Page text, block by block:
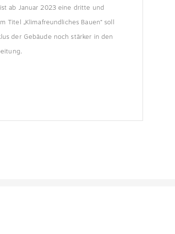
ab Januar 2023 eine dritte und
Titel „Klimafreundliches Bauen“ soll
der Gebäude noch stärker in den